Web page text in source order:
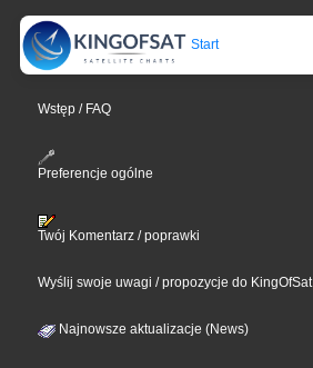
Start
Wstęp / FAQ
Preferencje ogólne
Twój Komentarz / poprawki
Wyślij swoje uwagi / propozycje do KingOfSat
Najnowsze aktualizacje (News)